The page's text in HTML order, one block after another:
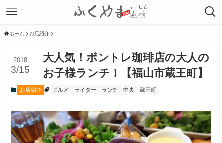
ホーム お店紹介
大人気！ボントレ珈琲店の大人の
お子様ランチ！【福山市蔵王町】
2018
3/15
お店紹介 グルメ ライター ランチ 中央 蔵王町